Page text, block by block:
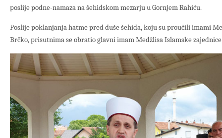
poslije podne-namaza na šehidskom mezarju u Gornjem Rahiću.
Poslije poklanjanja hatme pred duše šehida, koju su proučili imami
Brčko, prisutnima se obratio glavni imam Medžlisa Islamske